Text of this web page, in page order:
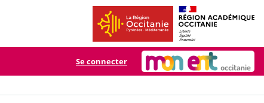
Se connecter